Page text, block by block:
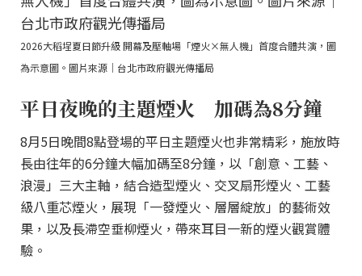
2026大稻埕夏日節升級 開幕及壓軸場「煙火×無人機」首度合體共演，圖
為示意圖。圖片來源｜台北市政府觀光傳播局
平日夜晚的主題煙火 加碼為8分鐘
8月5日晚間8點登場的平日主題煙火也非常精彩，施放時
長由往年的6分鐘大幅加碼至8分鐘，以「創意、工藝、
浪漫」三大主軸，結合造型煙火、交叉扇形煙火、工藝
級八重芯煙火，展現「一發煙火、層層綻放」的藝術效
果，以及長滯空垂柳煙火，帶來耳目一新的煙火觀賞體
驗。